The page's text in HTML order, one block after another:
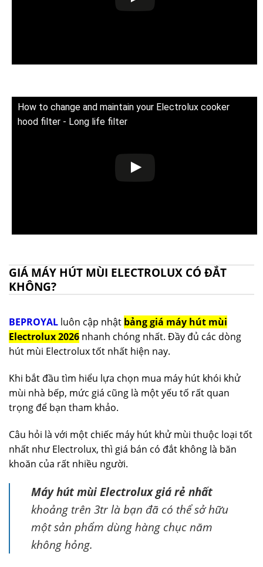
How to change and maintain your Electrolux cooker
hood filter - Long life filter
GIÁ MÁY HÚT MÙI ELECTROLUX CÓ ĐẮT
KHÔNG?
BEPROYAL luôn cập nhật bảng giá máy hút mùi
Electrolux 2026 nhanh chóng nhất. Đầy đủ các dòng
hút mùi Electrolux tốt nhất hiện nay.
Khi bắt đầu tìm hiểu lựa chọn mua máy hút khói khử
mùi nhà bếp, mức giá cũng là một yếu tố rất quan
trọng để bạn tham khảo.
Câu hỏi là với một chiếc máy hút khử mùi thuộc loại tốt
nhất như Electrolux, thì giá bán có đắt không là băn
khoăn của rất nhiều người.
Máy hút mùi Electrolux giá rẻ nhất
khoảng trên 3tr là bạn đã có thể sở hữu
một sản phẩm dùng hàng chục năm
không hỏng.